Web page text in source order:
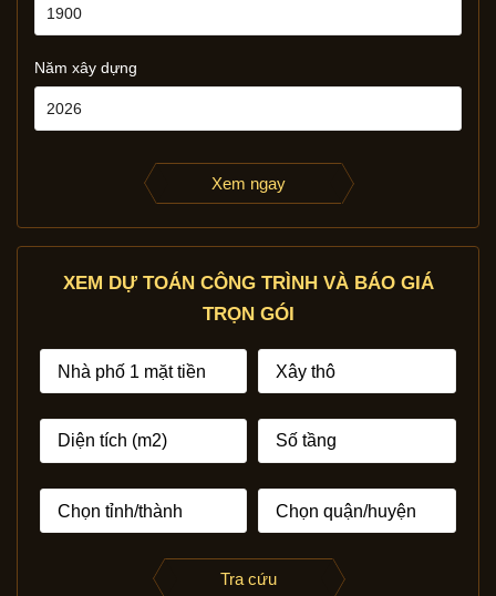
Năm xây dựng
Xem ngay
XEM DỰ TOÁN CÔNG TRÌNH VÀ BÁO GIÁ
TRỌN GÓI
Tra cứu